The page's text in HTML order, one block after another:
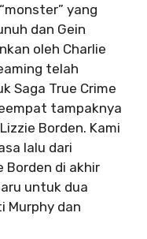
yang
dan Gein
oleh Charlie
telah
Saga True Crime
tampaknya
Borden. Kami
lalu dari
Borden di akhir
untuk dua
Murphy dan